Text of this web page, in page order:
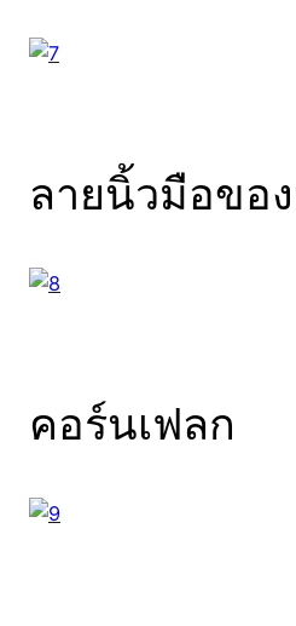
ลายนิ้วมือขอ
คอร์นเฟลก